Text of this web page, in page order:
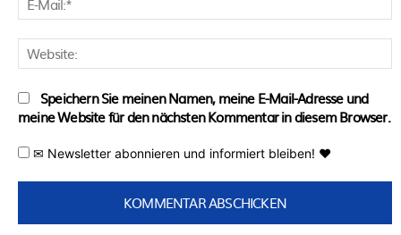
Speichern Sie meinen Namen, meine E-Mail-Adresse und
meine Website für den nächsten Kommentar in diesem Browser.
✉ Newsletter abonnieren und informiert bleiben! ♥